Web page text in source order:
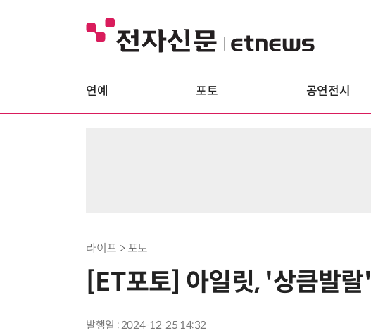
연예 포토 공연전시
라이프 > 포토
[ET포토] 아일릿, '상큼발랄'
발행일 : 2024-12-25 14:32